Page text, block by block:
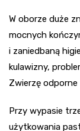
W oborze duże
mocnych
i zaniedbaną
kulawizny,
Zwierzę
Przy wypasie
użytkowania